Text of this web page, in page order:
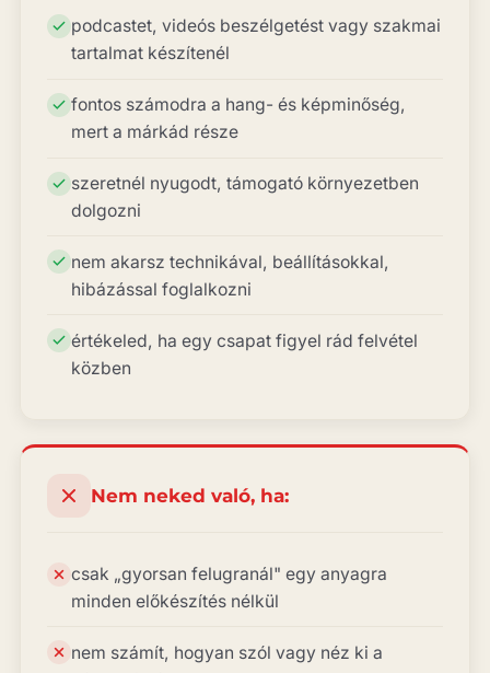
podcastet, videós beszélgetést vagy szakmai
tartalmat készítenél
fontos számodra a hang- és képminőség,
mert a márkád része
szeretnél nyugodt, támogató környezetben
dolgozni
nem akarsz technikával, beállításokkal,
hibázással foglalkozni
értékeled, ha egy csapat figyel rád felvétel
közben
Nem neked való, ha:
csak „gyorsan felugranál" egy anyagra
minden előkészítés nélkül
nem számít, hogyan szól vagy néz ki a